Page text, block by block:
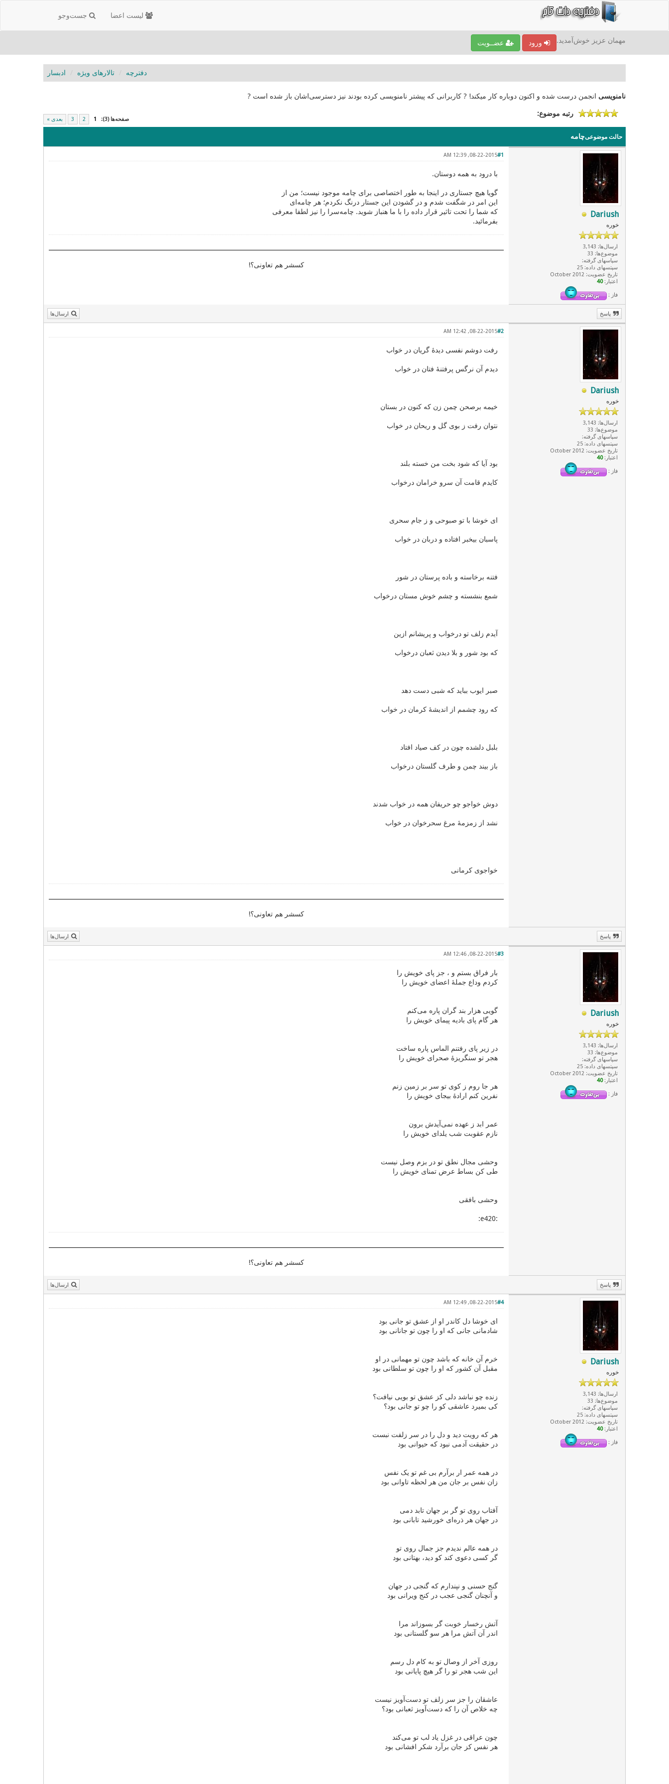
جست‌و‌جو لیست اعضا
ورود عضــویت مهمان عزیز خوش‌آمدید.
دفترچه تالارهای ویژه ادبسار
نامنویسی انجمن درست شده و اکنون دوباره کار میکند! ? کاربرانی که پیشتر نامنویسی کرده بودند نیز دسترسی‌اشان باز شده است ?
صفحه‌ها (3): 1
2
3 بعدی »
رتبه موضوع:
حالت موضوعیچامه
Dariush
خوره
ارسال‌ها: 3,143
موضوع‌ها: 33
سپاسهای گرفته:
سپتسهای داده: 25
تاریخ عضویت: October 2012
اعتبار:40
فاز :
#1
08-22-2015, 12:39 AM
با درود به همه دوستان.
گویا هیچ جستاری در اینجا به طور اختصاصی برای چامه موجود نیست؛ من از
این امر در شگفت شدم و در گشودن این جستار درنگ نکردم؛ هر چامه‌ای
که شما را تحت تاثیر قرار داده را با ما هنباز شوید. چامه‌سرا را نیز لطفا معرفی
بفرمائید.
کسشر هم تعاونی؟!
ارسال‌ها پاسخ
Dariush
خوره
ارسال‌ها: 3,143
موضوع‌ها: 33
سپاسهای گرفته:
سپتسهای داده: 25
تاریخ عضویت: October 2012
اعتبار:40
فاز :
#2
08-22-2015, 12:42 AM
رفت دوشم نفسی دیدهٔ گریان در خواب
دیدم آن نرگس پرفتنهٔ فتان در خواب
خیمه برصحن چمن زن که کنون در بستان
نتوان رفت ز بوی گل و ریحان در خواب
بود آیا که شود بخت من خسته بلند
کایدم قامت آن سرو خرامان درخواب
ای خوشا با تو صبوحی و ز جام سحری
پاسبان بیخبر افتاده و دربان در خواب
فتنه برخاسته و باده پرستان در شور
شمع بنشسته و چشم خوش مستان درخواب
آیدم زلف تو درخواب و پریشانم ازین
که بود شور و بلا دیدن ثعبان درخواب
صبر ایوب بباید که شبی دست دهد
که رود چشمم از اندیشهٔ کرمان در خواب
بلبل دلشده چون در کف صیاد افتاد
باز بیند چمن و طرف گلستان درخواب
دوش خواجو چو حریفان همه در خواب شدند
نشد از زمزمهٔ مرغ سحرخوان در خواب
خواجوی کرمانی
کسشر هم تعاونی؟!
ارسال‌ها پاسخ
Dariush
خوره
ارسال‌ها: 3,143
موضوع‌ها: 33
سپاسهای گرفته:
سپتسهای داده: 25
تاریخ عضویت: October 2012
اعتبار:40
فاز :
#3
08-22-2015, 12:46 AM
بار فراق بستم و ، جز پای خویش را
کردم وداع جملهٔ اعضای خویش را
گویی هزار بند گران پاره می‌کنم
هر گام پای بادیه پیمای خویش را
در زیر پای رفتنم الماس پاره ساخت
هجر تو سنگریزهٔ صحرای خویش را
هر جا روم ز کوی تو سر بر زمین زنم
نفرین کنم ارادهٔ بیجای خویش را
عمر ابد ز عهده نمی‌آیدش برون
نازم عقوبت شب یلدای خویش را
وحشی مجال نطق تو در بزم وصل نیست
طی کن بساط عرض تمنای خویش را
وحشی بافقی
:e420:
کسشر هم تعاونی؟!
ارسال‌ها پاسخ
Dariush
خوره
ارسال‌ها: 3,143
موضوع‌ها: 33
سپاسهای گرفته:
سپتسهای داده: 25
تاریخ عضویت: October 2012
اعتبار:40
فاز :
#4
08-22-2015, 12:49 AM
ای خوشا دل کاندر او از عشق تو جانی بود
شادمانی جانی که او را چون تو جانانی بود
خرم آن خانه که باشد چون تو مهمانی در او
مقبل آن کشور که او را چون تو سلطانی بود
زنده چو نباشد دلی کز عشق تو بویی نیافت؟
کی بمیرد عاشقی کو را چو تو جانی بود؟
هر که رویت دید و دل را در سر زلفت نبست
در حقیقت آدمی نبود که حیوانی بود
در همه عمر ار برآرم بی غم تو یک نفس
زان نفس بر جان من هر لحظه تاوانی بود
آفتاب روی تو گر بر جهان تابد دمی
در جهان هر ذره‌ای خورشید تابانی بود
در همه عالم ندیدم جز جمال روی تو
گر کسی دعوی کند کو دید، بهتانی بود
گنج حسنی و نپندارم که گنجی در جهان
و آنچنان گنجی عجب در کنج ویرانی بود
آتش رخسار خوبت گر بسوزاند مرا
اندر آن آتش مرا هر سو گلستانی بود
روزی آخر از وصال تو به کام دل رسم
این شب هجر تو را گر هیچ پایانی بود
عاشقان را جز سر زلف تو دست‌آویز نیست
چه خلاص آن را که دست‌آویز ثعبانی بود؟
چون عراقی در غزل یاد لب تو می‌کند
هر نفس کز جان برآرد شکر افشانی بود